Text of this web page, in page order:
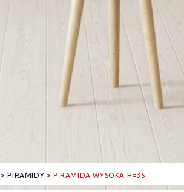
>PIRAMIDY >PIRAMIDA WYSOKA H=35